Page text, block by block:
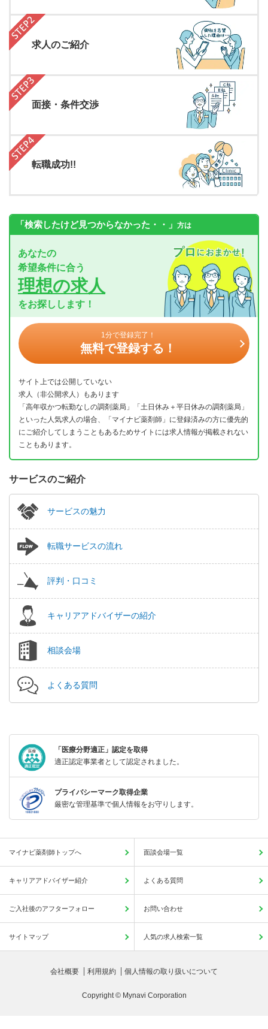
求人のご紹介
面接・条件交渉
転職成功!!
「検索したけど見つからなかった・・」 方は
あなたの
希望条件に合う
理想の求人
をお探しします！
1分で登録完了！
無料で登録する！
サイト上では公開していない
求人（非公開求人）もあります
「高年収かつ転勤なしの調剤薬局」「土日休み＋平日休みの調剤薬局」
といった人気求人の場合、「マイナビ薬剤師」に登録済みの方に優先的
にご紹介してしまうこともあるためサイトには求人情報が掲載されない
こともあります。
サービスのご紹介
サービスの魅力
転職サービスの流れ
評判・口コミ
キャリアアドバイザーの紹介
相談会場
よくある質問
「医療分野適正」認定を取得
適正認定事業者として認定されました。
プライバシーマーク取得企業
厳密な管理基準で個人情報をお守りします。
マイナビ薬剤師トップへ 面談会場一覧
キャリアアドバイザー紹介 よくある質問
ご入社後のアフターフォロー お問い合わせ
サイトマップ 人気の求人検索一覧
会社概要 利用規約 個人情報の取り扱いについて
Copyright © Mynavi Corporation